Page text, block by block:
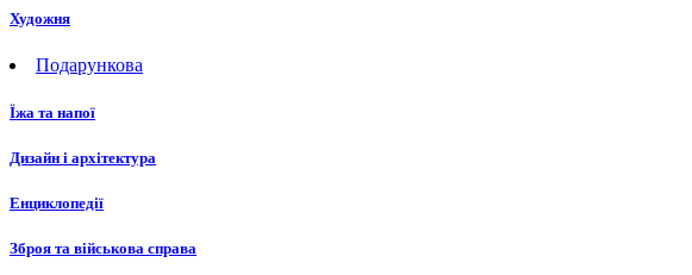
Художня
Подарункова
Їжа та напої
Дизайн і архітектура
Енциклопедії
Зброя та військова справа